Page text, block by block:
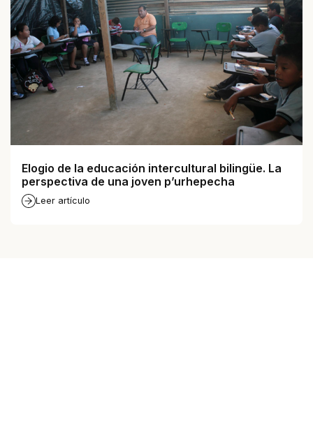
Elogio de la educación intercultural bilingüe. La
perspectiva de una joven p’urhepecha
Leer artículo